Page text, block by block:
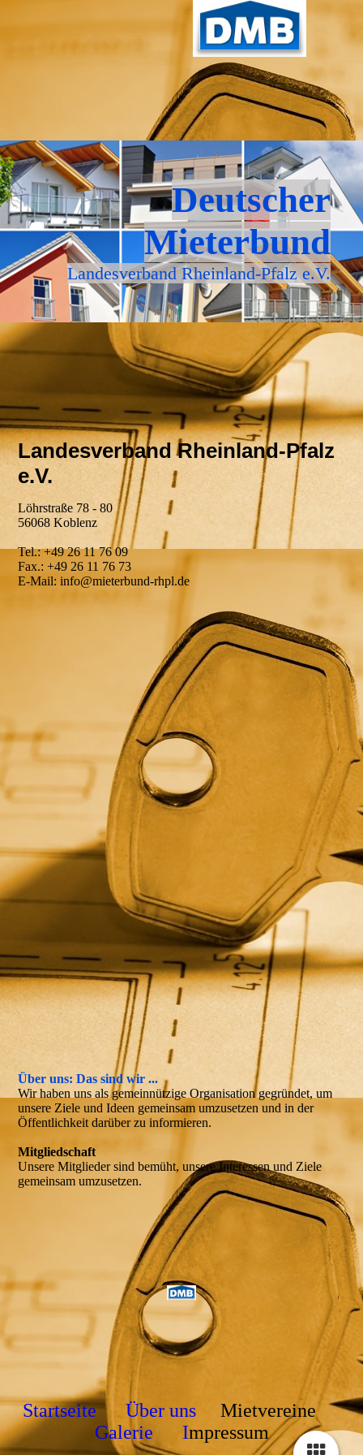
Deutscher
Mieterbund
Landesverband Rheinland-Pfalz e.V.
Landesverband Rheinland-Pfalz
e.V.
Löhrstraße 78 - 80
56068 Koblenz
Tel.: +49 26 11 76 09
Fax.: +49 26 11 76 73
E-Mail: info@mieterbund-rhpl.de
Über uns: Das sind wir ...
Wir haben uns als gemeinnützige Organisation gegründet, um
unsere Ziele und Ideen gemeinsam umzusetzen und in der
Öffentlichkeit darüber zu informieren.
Mitgliedschaft
Unsere Mitglieder sind bemüht, unsere Interessen und Ziele
gemeinsam umzusetzen.
Startseite Über uns
Mietvereine
Galerie
Impressum